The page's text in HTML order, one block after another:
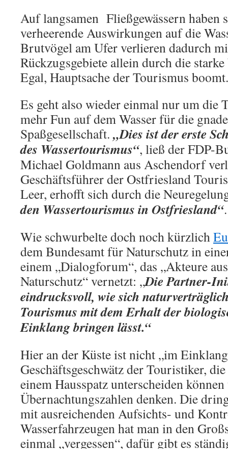
Auf langsamen Fließgewässern haben
verheerende Auswirkungen auf die
Brutvögel am Ufer verlieren dadurch
Rückzugsgebiete allein durch die starke
Egal, Hauptsache der Tourismus boomt.
Es geht also wieder einmal nur um die
mehr Fun auf dem Wasser für die
Spaßgesellschaft.„Dies ist der erste
des Wassertourismus“, ließ der FDP-
Michael Goldmann aus Aschendorf
Geschäftsführer der Ostfriesland
Leer, erhofft sich durch die
den Wassertourismus in Ostfriesland“.
Wie schwurbelte doch noch kürzlich
dem Bundesamt für Naturschutz in
einem „Dialogforum“, das „Akteure
Naturschutz“ vernetzt: „Die Partner-
eindrucksvoll, wie sich
Tourismus mit dem Erhalt der
Einklang bringen lässt.“
Hier an der Küste ist nicht „im
Geschäftsgeschwätz der Touristiker,
einem Hausspatz unterscheiden
Übernachtungszahlen denken. Die
mit ausreichenden Aufsichts- und
Wasserfahrzeugen hat man in den
einmal „vergessen“, dafür gibt es